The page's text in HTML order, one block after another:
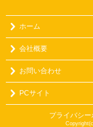
ホーム
会社概要
お問い合わせ
PCサイト
プライバシー